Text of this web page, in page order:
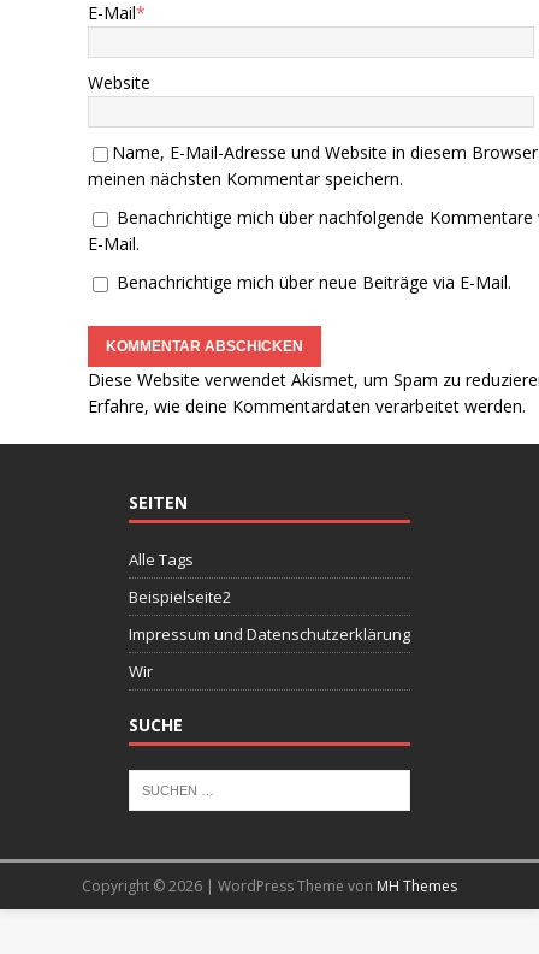
E-Mail*
Website
Name, E-Mail-Adresse und Website in diesem
meinen nächsten Kommentar speichern.
Benachrichtige mich über nachfolgende Kommentare
E-Mail.
Benachrichtige mich über neue Beiträge via E-Mail.
Diese Website verwendet Akismet, um Spam zu
Erfahre, wie deine Kommentardaten verarbeitet werden.
SEITEN
Alle Tags
Beispielseite2
Impressum und Datenschutzerklärung
Wir
SUCHE
Copyright © 2026 | WordPress Theme von MH Themes